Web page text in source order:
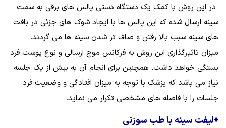
در این روش با کمک یک دستگاه دستی پالس‌ های برقی به سمت
سینه ارسال شده که این پالس‌ ها با ایجاد شوک‌ های جزئی در بافت‌
های سینه سبب بالا رفتن و صاف‌ تر شدن سینه‌ ها می‌ گردند.
میزان تاثیرگذاری این روش به فرکانس موج ارسالی و نوع پوست فرد
بستگی خواهد داشت. همچنین برای انجام آن به بیش از یک جلسه
نیاز می باشد که پزشک با توجه به میزان افتادگی و وضعیت فرد
جلسات را با فاصله ‌های مشخصی تکرار می نماید.
♦لیفت سینه با طب سوزنی